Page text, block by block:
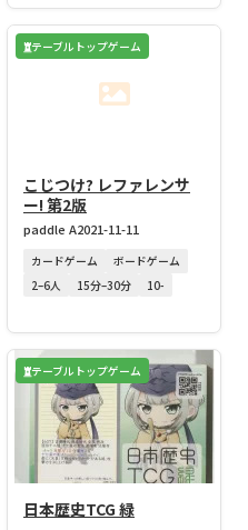
テーブルトップゲーム
こじつけ? レファレンサ
ー! 第2版
paddle A2021-11-11
カードゲーム
ボードゲーム
2–6人
15分–30分 10-
テーブルトップゲーム
日本歴史TCG 緑